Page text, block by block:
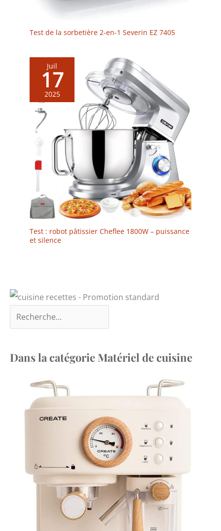
Test de la sorbetière 2-en-1 Severin EZ 7405
Juil
17
2025
Test : robot pâtissier Cheflee 1800W – puissance
et silence
Dans la catégorie Matériel de cuisine